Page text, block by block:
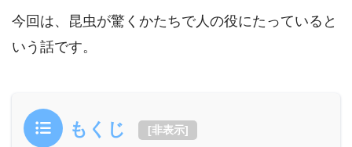
今回は、昆虫が驚くかたちで人の役にたっていると
いう話です。
もくじ [非表示]